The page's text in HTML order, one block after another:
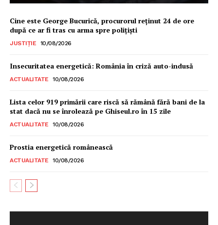
Cine este George Bucurică, procurorul reținut 24 de ore
după ce ar fi tras cu arma spre polițiști
JUSTIȚIE 10/08/2026
Insecuritatea energetică: România în criză auto-indusă
ACTUALITATE 10/08/2026
Lista celor 919 primării care riscă să rămână fără bani de la
stat dacă nu se înrolează pe Ghiseul.ro în 15 zile
ACTUALITATE 10/08/2026
Prostia energetică românească
ACTUALITATE 10/08/2026